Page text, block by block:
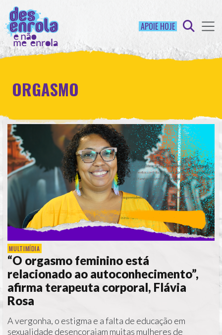
APOIE HOJE
ORGASMO
MULTIMÍDIA
“O orgasmo feminino está
relacionado ao autoconhecimento”,
afirma terapeuta corporal, Flávia
Rosa
A vergonha, o estigma e a falta de educação em
sexualidade desencorajam muitas mulheres de